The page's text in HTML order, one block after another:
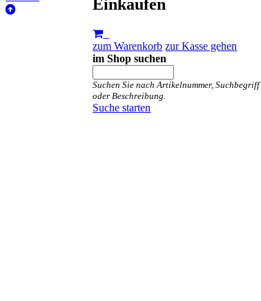
Einkaufen
zum Warenkorb zur Kasse gehen
im Shop suchen
Suchen Sie nach Artikelnummer, Suchbegriff
oder Beschreibung.
Suche starten